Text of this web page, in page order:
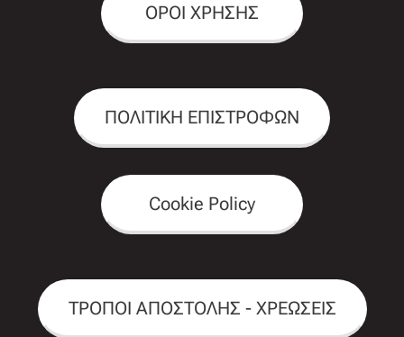
ΟΡΟΙ ΧΡΗΣΗΣ
ΠΟΛΙΤΙΚΗ ΕΠΙΣΤΡΟΦΩΝ
Cookie Policy
ΤΡΟΠΟΙ ΑΠΟΣΤΟΛΗΣ - ΧΡΕΩΣΕΙΣ